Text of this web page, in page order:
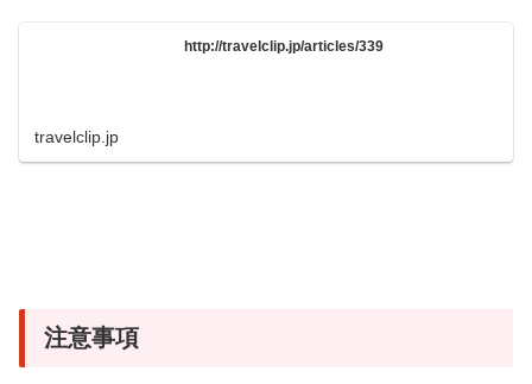
http://travelclip.jp/articles/339
travelclip.jp
注意事項